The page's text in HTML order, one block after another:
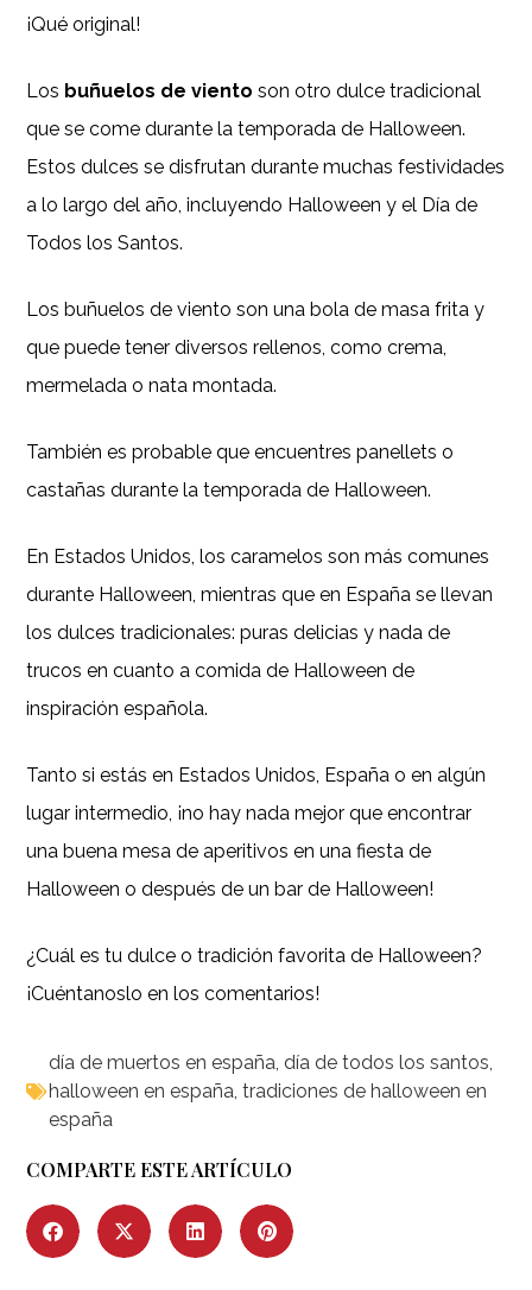
¡Qué original!
Los buñuelos de viento son otro dulce tradicional
que se come durante la temporada de Halloween.
Estos dulces se disfrutan durante muchas festividades
a lo largo del año, incluyendo Halloween y el Día de
Todos los Santos.
Los buñuelos de viento son una bola de masa frita y
que puede tener diversos rellenos, como crema,
mermelada o nata montada.
También es probable que encuentres panellets o
castañas durante la temporada de Halloween.
En Estados Unidos, los caramelos son más comunes
durante Halloween, mientras que en España se llevan
los dulces tradicionales: puras delicias y nada de
trucos en cuanto a comida de Halloween de
inspiración española.
Tanto si estás en Estados Unidos, España o en algún
lugar intermedio, ¡no hay nada mejor que encontrar
una buena mesa de aperitivos en una fiesta de
Halloween o después de un bar de Halloween!
¿Cuál es tu dulce o tradición favorita de Halloween?
¡Cuéntanoslo en los comentarios!
día de muertos en españa,día de todos los santos,
halloween en españa,tradiciones de halloween en
españa
COMPARTE ESTE ARTÍCULO